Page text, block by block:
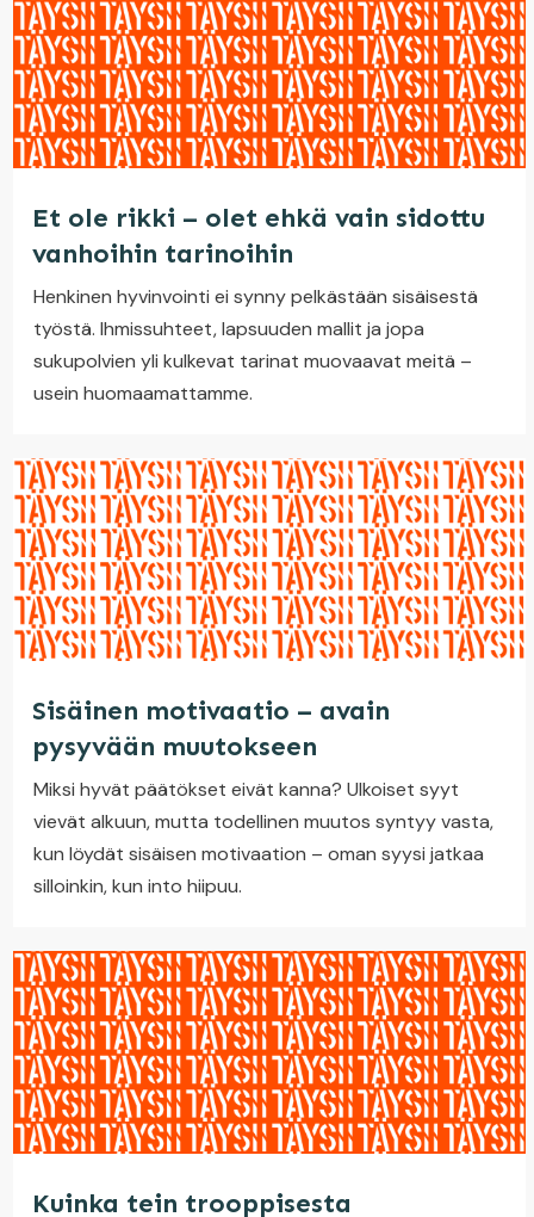
Et ole rikki – olet ehkä vain sidottu
vanhoihin tarinoihin
Henkinen hyvinvointi ei synny pelkästään sisäisestä
työstä. Ihmissuhteet, lapsuuden mallit ja jopa
sukupolvien yli kulkevat tarinat muovaavat meitä –
usein huomaamattamme.
Sisäinen motivaatio – avain
pysyvään muutokseen
Miksi hyvät päätökset eivät kanna? Ulkoiset syyt
vievät alkuun, mutta todellinen muutos syntyy vasta,
kun löydät sisäisen motivaation – oman syysi jatkaa
silloinkin, kun into hiipuu.
Kuinka tein trooppisesta